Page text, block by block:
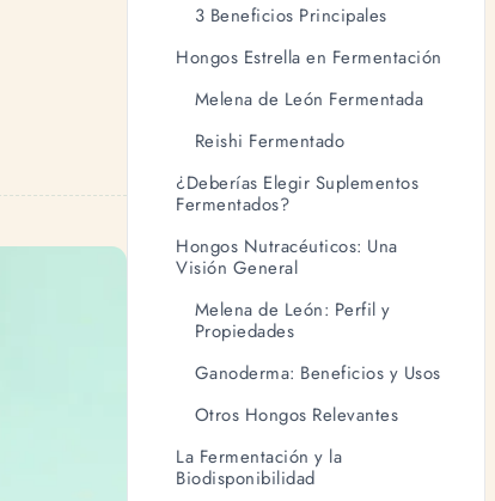
3 Beneficios Principales
Hongos Estrella en Fermentación
Melena de León Fermentada
Reishi Fermentado
¿Deberías Elegir Suplementos
Fermentados?
Hongos Nutracéuticos: Una
Visión General
Melena de León: Perfil y
Propiedades
Ganoderma: Beneficios y Usos
Otros Hongos Relevantes
La Fermentación y la
Biodisponibilidad